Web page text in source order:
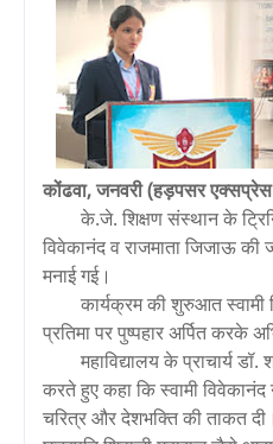
कोंढवा, जनवरी (हड़पसर
के.जे. शिक्षण संस्थान के
विवेकानंद व राजमाता जिजाऊ
मनाई गई।
कार्यक्रम की शुरुआत स्वामी
प्रतिमा पर पुष्पहार अर्पित करके
महाविद्यालय के प्राचार्य
करते हुए कहा कि स्वामी
चरित्र और देशभक्ति की ताकत